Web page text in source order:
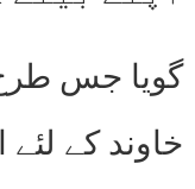
گویا جس
خاوند کے